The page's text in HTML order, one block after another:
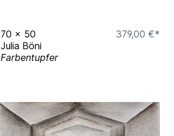
70 x 50
379,00 €*
Julia Böni
Farbentupfer